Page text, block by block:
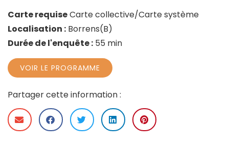
Carte requiseCarte collective/Carte système
Localisation : Borrens(B)
Durée de l'enquête : 55 min
VOIR LE PROGRAMME
Partager cette information :